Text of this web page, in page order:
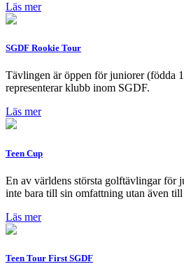
Läs mer
SGDF Rookie Tour
Tävlingen är öppen för juniorer (födda
representerar klubb inom SGDF.
Läs mer
Teen Cup
En av världens största golftävlingar för
inte bara till sin omfattning utan även
Läs mer
Teen Tour First SGDF